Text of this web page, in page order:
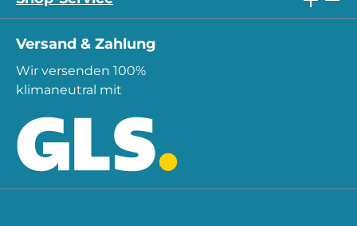
Versand & Zahlung
Wir versenden 100%
klimaneutral mit